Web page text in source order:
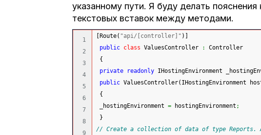
указанному пути. Я буду делать
текстовых вставок между методами.
1
2
3
4
5
6
7
8
9
[Route( "api/[controller]" ) ]
public class ValuesController :
Controller
{
private
readonly IHostingEnvironment
public ValuesController( IHostingEnvironment
{
_hostingEnvironment = hostingEnvironment ;
}
// Create a collection of data of type Reports.